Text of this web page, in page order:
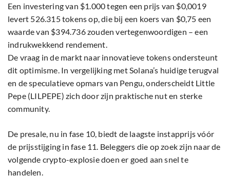
Een investering van $1.000 tegen een prijs van $0,0019
levert 526.315 tokens op, die bij een koers van $0,75 een
waarde van $394.736 zouden vertegenwoordigen – een
indrukwekkend rendement.
De vraag in de markt naar innovatieve tokens ondersteunt
dit optimisme. In vergelijking met Solana’s huidige terugval
en de speculatieve opmars van Pengu, onderscheidt Little
Pepe (LILPEPE) zich door zijn praktische nut en sterke
community.
De presale, nu in fase 10, biedt de laagste instapprijs vóór
de prijsstijging in fase 11. Beleggers die op zoek zijn naar de
volgende crypto-explosie doen er goed aan snel te
handelen.